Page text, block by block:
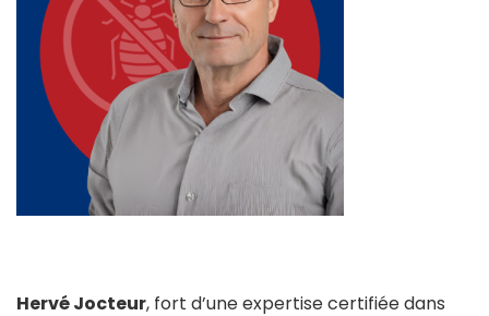
Hervé Jocteur, fort d’une expertise certifiée dans